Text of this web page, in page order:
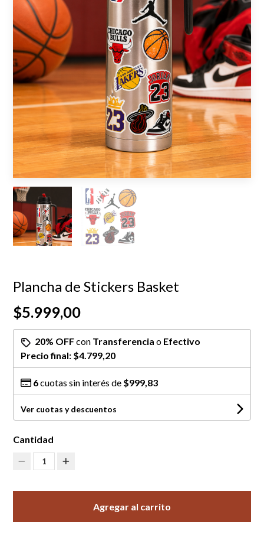
Plancha de Stickers Basket
$5.999,00
20% OFFcon Transferencia o Efectivo
Precio final: $4.799,20
6cuotas sin interés de $999,83
Ver cuotas y descuentos
Cantidad
1
Agregar al carrito